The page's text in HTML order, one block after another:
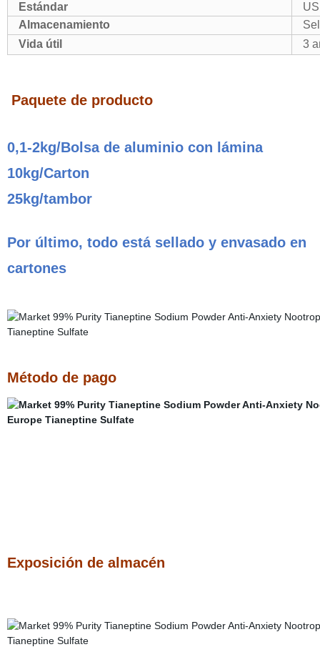
Estándar
Almacenamiento
Vida útil
3
Paquete de producto
0,1-2kg/Bolsa de aluminio con lámina
10kg/Carton
25kg/tambor
Por último, todo está sellado y envasado en
cartones
Método de pago
Exposición de almacén